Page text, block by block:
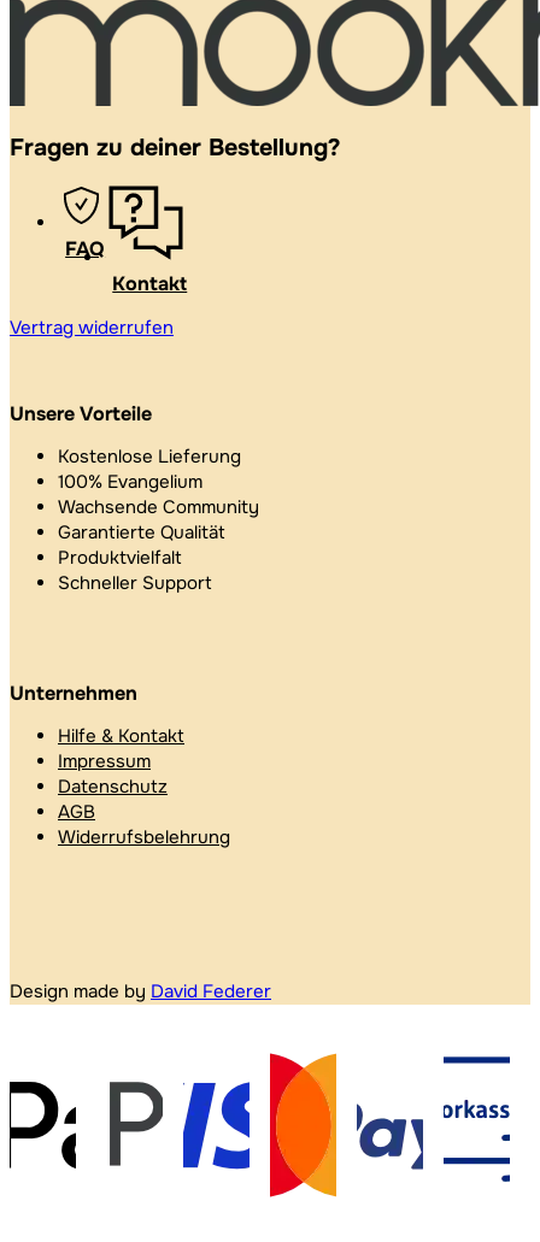
Fragen zu deiner Bestellung?
FAQ
Kontakt
Vertrag widerrufen
Unsere Vorteile
Kostenlose Lieferung
100% Evangelium
Wachsende Community
Garantierte Qualität
Produktvielfalt
Schneller Support
Unternehmen
Hilfe & Kontakt
Impressum
Datenschutz
AGB
Widerrufsbelehrung
Design made by David Federer